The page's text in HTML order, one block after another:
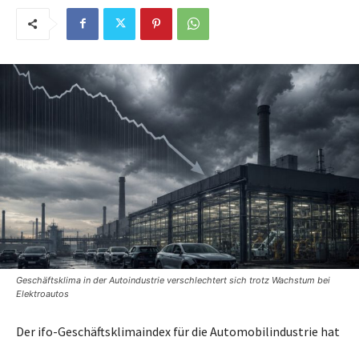
Geschäftsklima in der Autoindustrie verschlechtert sich trotz Wachstum bei
Elektroautos
Der ifo-Geschäftsklimaindex für die Automobilindustrie hat